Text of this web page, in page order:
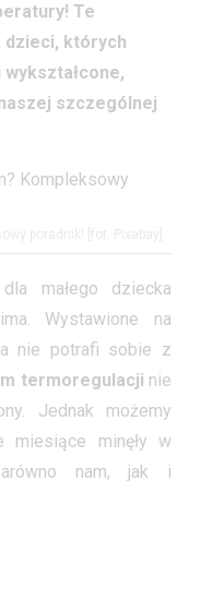
Te
dzieci, których
szczególnej
małego dziecka
Wystawione na
nie potrafi sobie z
termoregulacji nie
Jednak możemy
miesiące minęły w
nam, jak i